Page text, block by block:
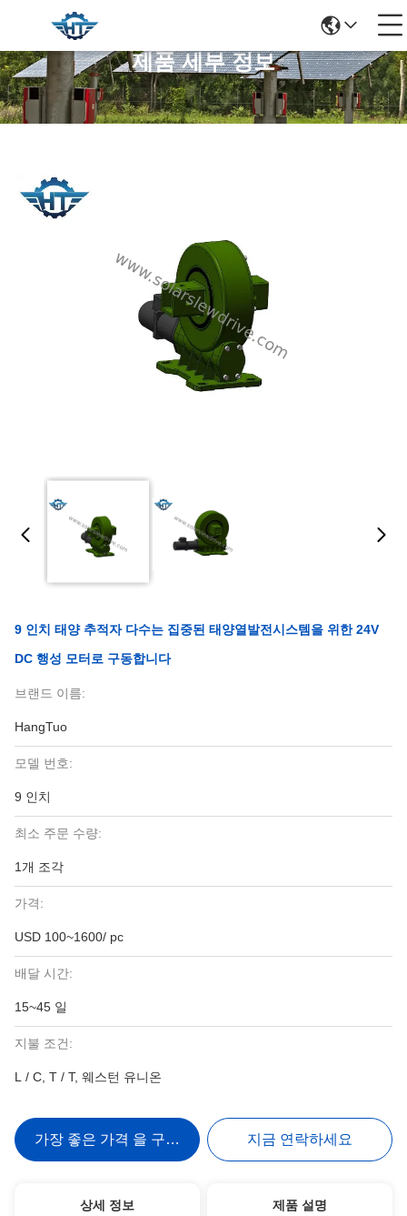
제품 세부 정보
9 인치 태양 추적자 다수는 집중된 태양열발전시스템을 위한 24V
DC 행성 모터로 구동합니다
브랜드 이름:
HangTuo
모델 번호:
9 인치
최소 주문 수량:
1개 조각
가격:
USD 100~1600/ pc
배달 시간:
15~45 일
지불 조건:
L / C, T / T, 웨스턴 유니온
가장 좋은 가격 을 구하라 지금 연락하세요
상세 정보 제품 설명